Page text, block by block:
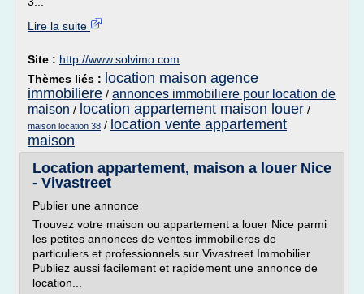
Lire la suite
Site : http://www.solvimo.com
Thèmes liés : location maison agence
immobiliere / annonces immobiliere pour location de
maison / location appartement maison louer /
maison location 38 / location vente appartement
maison
Location appartement, maison a louer Nice
- Vivastreet
Publier une annonce
Trouvez votre maison ou appartement a louer Nice parmi
les petites annonces de ventes immobilieres de
particuliers et professionnels sur Vivastreet Immobilier.
Publiez aussi facilement et rapidement une annonce de
location...